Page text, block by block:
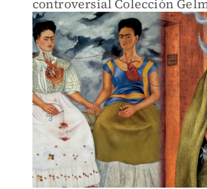
controversial Colección
de la surrealista catalana.